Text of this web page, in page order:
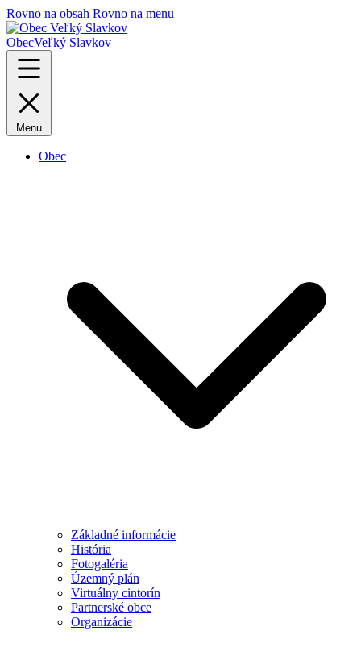
Rovno na obsah Rovno na menu
ObecVeľký Slavkov
Menu
Obec
Základné informácie
História
Fotogaléria
Územný plán
Virtuálny cintorín
Partnerské obce
Organizácie